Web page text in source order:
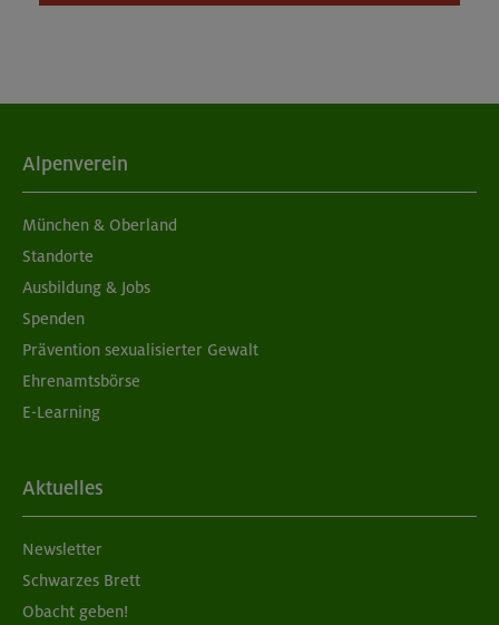
Alpenverein
München & Oberland
Standorte
Ausbildung & Jobs
Spenden
Prävention sexualisierter Gewalt
Ehrenamtsbörse
E-Learning
Aktuelles
Newsletter
Schwarzes Brett
Obacht geben!